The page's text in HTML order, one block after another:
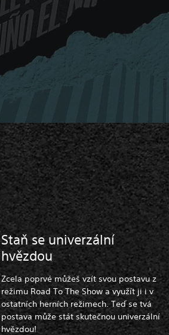
Staň se univerzální
hvězdou
Zcela poprvé můžeš vzít svou postavu z
režimu Road To The Show a využít ji i v
ostatních herních režimech. Teď se tvá
postava může stát skutečnou univerzální
hvězdou!